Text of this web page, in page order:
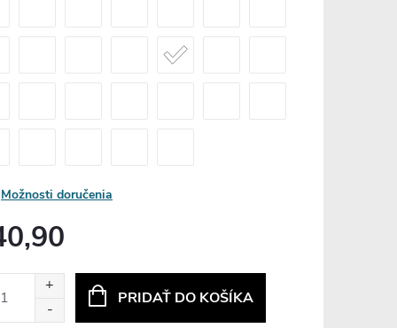
Možnosti doručenia
PRIDAŤ DO KOŠÍKA